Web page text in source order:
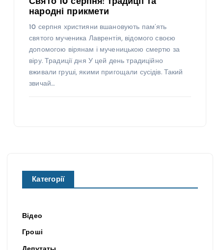
Свято 10 серпня: традиції та
народні прикмети
10 серпня християни вшановують пам’ять
святого мученика Лаврентія, відомого своєю
допомогою вірянам і мученицькою смертю за
віру. Традиції дня У цей день традиційно
вживали груші, якими пригощали сусідів. Такий
звичай…
Категорії
Відео
Гроші